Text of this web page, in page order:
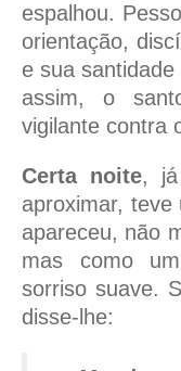
espalhou.
orientação,
e sua
assim, o
vigilante contra
Certa noite,
aproximar,
apareceu, não
mas como
sorriso suave.
disse-lhe: